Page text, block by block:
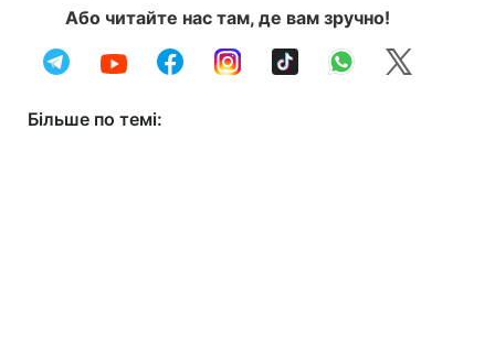
Або читайте нас там, де вам зручно!
Більше по темі: